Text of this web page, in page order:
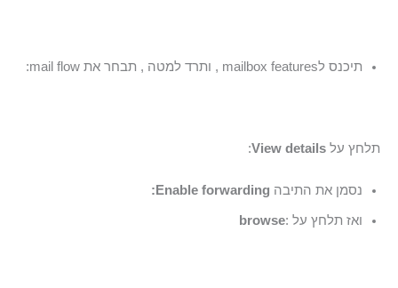
תיכנס לmailbox features , ותרד למטה , תבחר את mail flow:
תלחץ על View details
:
נסמן את התיבה Enable forwarding:
ואז תלחץ על :browse